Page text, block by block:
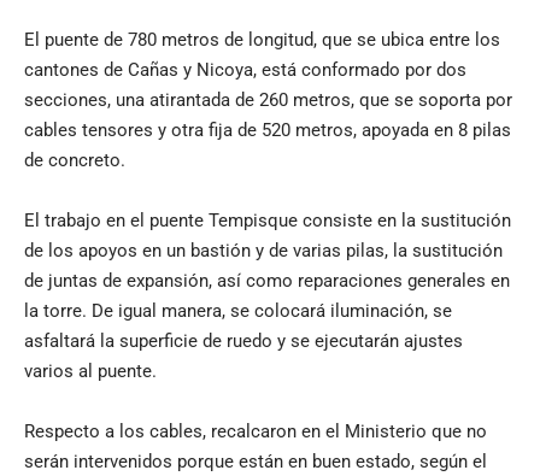
El puente de 780 metros de longitud, que se ubica entre los
cantones de Cañas y Nicoya, está conformado por dos
secciones, una atirantada de 260 metros, que se soporta por
cables tensores y otra fija de 520 metros, apoyada en 8 pilas
de concreto.
El trabajo en el puente Tempisque consiste en la sustitución
de los apoyos en un bastión y de varias pilas, la sustitución
de juntas de expansión, así como reparaciones generales en
la torre. De igual manera, se colocará iluminación, se
asfaltará la superficie de ruedo y se ejecutarán ajustes
varios al puente.
Respecto a los cables, recalcaron en el Ministerio que no
serán intervenidos porque están en buen estado, según el